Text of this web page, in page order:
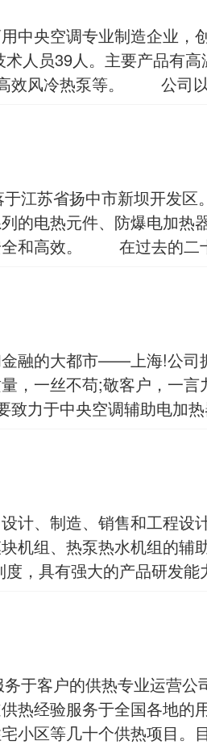
中央空调专业制造企业
人员39人。主要产品有
高效风冷热泵等。 公司
江苏省扬中市新坝开发
的电热元件、防爆电加
全和高效。 在过去的二
融的大都市——上海!公司
，一丝不苟;敬客户，一
力于中央空调辅助电加
计、制造、销售和工程
机组、热泵热水机组的
具有强大的产品研发能
于客户的供热专业运营公
供热经验服务于全国各
小区等几十个供热项目。